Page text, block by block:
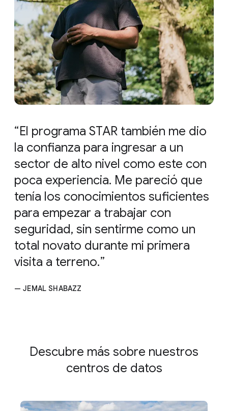
El programa STAR también me dio
la confianza para ingresar a un
sector de alto nivel como este con
poca experiencia. Me pareció que
tenía los conocimientos suficientes
para empezar a trabajar con
seguridad, sin sentirme como un
total novato durante mi primera
visita a terreno.
— JEMAL SHABAZZ
Descubre más sobre nuestros
centros de datos